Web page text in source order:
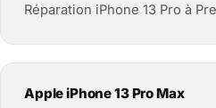
Réparation iPhone 13 Pro à
Apple iPhone 13 Pro Max